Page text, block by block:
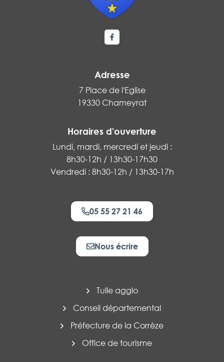
Lien vers le compte Facebook
Adresse
7 Place de l'Eglise
19330 Chameyrat
Horaires d'ouverture
Lundi, mardi, mercredi et jeudi :
8h30-12h / 13h30-17h30
Vendredi : 8h30-12h / 13h30-17h
05 55 27 21 46
Nous écrire
Tulle agglo
Conseil départemental
Préfecture de la Corrèze
Office de tourisme